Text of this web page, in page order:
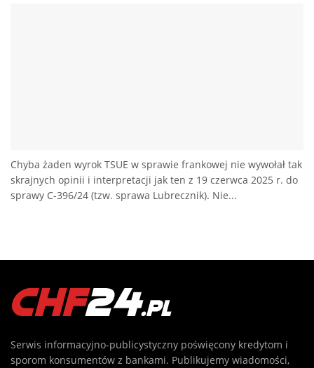
Chyba żaden wyrok TSUE w sprawie frankowej nie wywołał tak
skrajnych opinii i interpretacji jak ten z 19 czerwca 2025 r. do
sprawy C-396/24 (tzw. sprawa Lubrecznik). Nie...
Serwis informacyjno-publicystyczny poświęcony kredytom i
sporom konsumentów z bankami. Publikujemy wiadomości,